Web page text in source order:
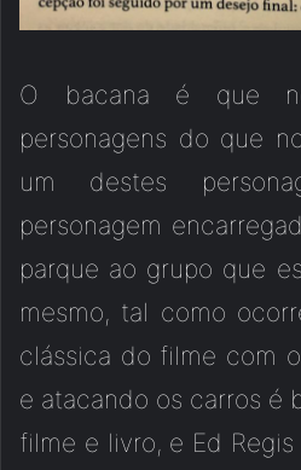
O bacana é que
personagens do que
um destes
personagem
parque ao grupo que
mesmo, tal como
clássica do filme com
e atacando os carros é
filme e livro, e Ed